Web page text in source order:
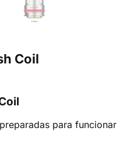
Coil
para funcionar